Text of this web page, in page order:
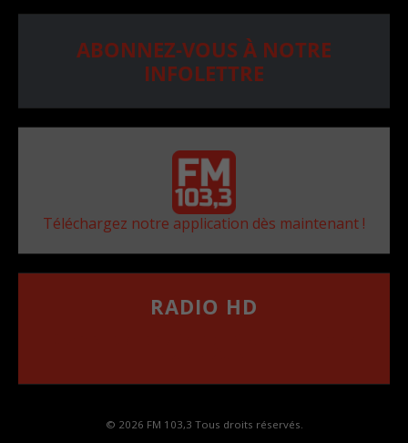
ABONNEZ-VOUS À NOTRE
INFOLETTRE
Téléchargez notre application dès maintenant !
RADIO HD
© 2026 FM 103,3 Tous droits réservés.